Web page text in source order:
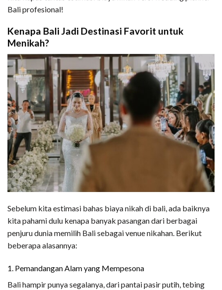
Bali profesional!
Kenapa Bali Jadi Destinasi Favorit untuk
Menikah?
Sebelum kita estimasi bahas biaya nikah di bali, ada baiknya
kita pahami dulu kenapa banyak pasangan dari berbagai
penjuru dunia memilih Bali sebagai venue nikahan. Berikut
beberapa alasannya:
1. Pemandangan Alam yang Mempesona
Bali hampir punya segalanya, dari pantai pasir putih, tebing